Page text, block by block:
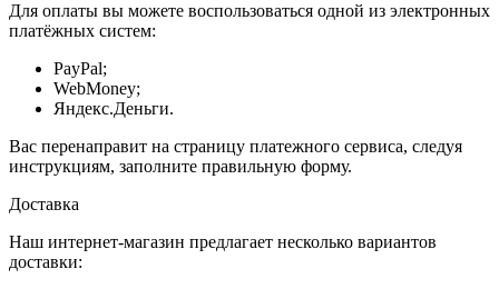
Для оплаты вы можете воспользоваться одной из электронных
платёжных систем:
PayPal;
WebMoney;
Яндекс.Деньги.
Вас перенаправит на страницу платежного сервиса, следуя
инструкциям, заполните правильную форму.
Доставка
Наш интернет-магазин предлагает несколько вариантов
доставки: